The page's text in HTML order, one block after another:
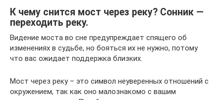
К чему снится мост через реку? Сонник —
переходить реку.
Видение моста во сне предупреждает спящего об
изменениях в судьбе, но бояться их не нужно, потому
что вас ожидает поддержка близких.
Мост через реку – это символ неуверенных отношений с
окружением, так как оно малознакомо с вашим